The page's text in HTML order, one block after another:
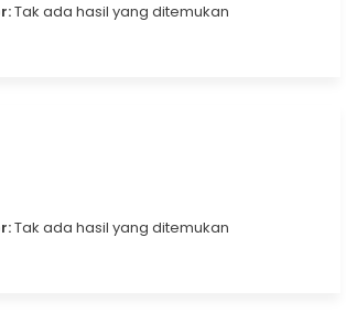
Tak ada hasil yang ditemukan
Tak ada hasil yang ditemukan